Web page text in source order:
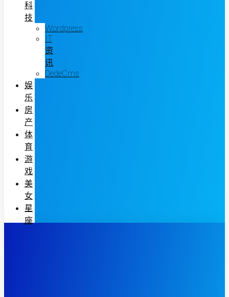
科
技
Wordpress
IT
资
讯
DedeCms
娱
乐
房
产
体
育
游
戏
美
女
星
座